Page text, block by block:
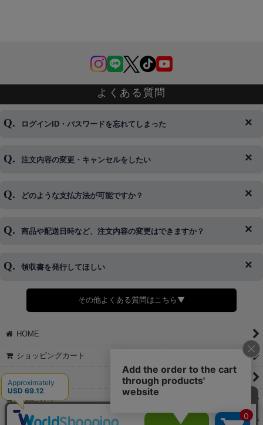
よくある質問
ログインID・パスワードを忘れてしまった
◆下記ページより、ログインIDの変更が可能です。
注文内容の変更・キャンセルをしたい
◆即日発送を行なっている関係上、午後以降のご連絡やキャンセル
※発送後、発送準備が完了しお手続きが間に合わない場合は変更、
どのような支払方法が可能ですか？
◆代金引換・クレジットカード・携帯キャリア決済・おねだり決
＞詳細は画像をタップ＜
商品や配送日時など、注文内容の変更はできますか？
◆商品発送前の変更は承っております。
さい。
領収書を発行してほしい
◆領収書はご希望頂いた場合のみ発行しております。
【これからご注文する場合】
STEP2「お届け先・お支払い」ページにて備考欄に下記の記載をお
願いします。
②宛名（空欄は上様は不可）
③但し書き（空欄やお品代は不可）
【すでにご注文が完了している場合】
①お電話・メール・LINEにて領収書希望の連絡をお願い致します
その他よくある質問はこちら▼
HOME
ショッピングカート
お気に入り
特定商取引法表示